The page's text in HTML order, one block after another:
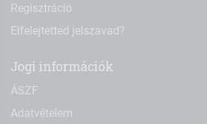
Regisztráció
Elfelejtetted jelszavad?
Jogi információk
ÁSZF
Adatvételem